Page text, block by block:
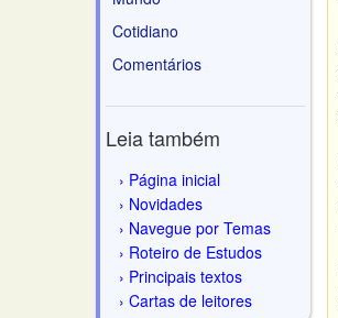
Cotidiano
Comentários
Leia também
Página inicial
Novidades
Navegue por Temas
Roteiro de Estudos
Principais textos
Cartas de leitores